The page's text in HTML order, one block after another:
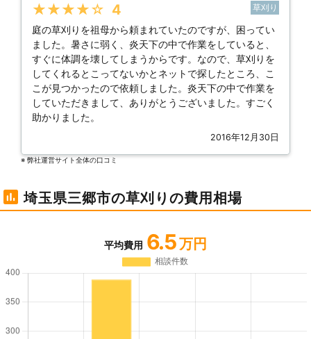
★★★★★ 4 草刈り
庭の草刈りを祖母から頼まれていたのですが、困ってい
ました。暑さに弱く、炎天下の中で作業をしていると、
すぐに体調を壊してしまうからです。なので、草刈りを
してくれるとこってないかとネットで探したところ、こ
こが見つかったので依頼しました。炎天下の中で作業を
していただきまして、ありがとうございました。すごく
助かりました。
2016年12月30日
※ 弊社運営サイト全体の⼝コミ
埼玉県三郷市の草刈りの費用相場
平均費用 6.5 万円